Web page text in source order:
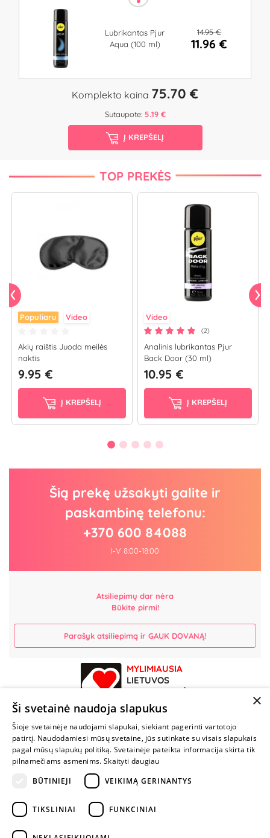
Lubrikantas Pjur
Aqua (100 ml)
14.95 €
11.96 €
Komplekto kaina 75.70 €
Sutaupote: 5.19 €
Į KREPŠELĮ
TOP PREKĖS
Populiaru Video
Akių raištis Juoda meilės
naktis
9.95 €
Į KREPŠELĮ
Video
(2)
Analinis lubrikantas Pjur
Back Door (30 ml)
10.95 €
Į KREPŠELĮ
Šią prekę užsakyti galite ir
paskambinę telefonu:
+370 600 84088
I-V 8:00-18:00
Atsiliepimų dar nėra
Būkite pirmi!
Parašyk atsiliepimą ir GAUK DOVANĄ!
MYLIMIAUSIA
LIETUVOS
ELEKTRONINĖ
PARDUOTUVĖ
NENUSTOK
ŽAISTI
+370 600 84088
info@fantazijos.lt
×
Ši svetainė naudoja slapukus
Šioje svetainėje naudojami slapukai, siekiant pagerinti vartotojo
patirtį. Naudodamiesi mūsų svetaine, jūs sutinkate su visais slapukais
pagal mūsų slapukų politiką. Svetainėje pateikta informacija skirta tik
pilnamečiams asmenims. Skaityti daugiau
BŪTINIEJI
VEIKIMĄ GERINANTYS
TIKSLINIAI FUNKCINIAI